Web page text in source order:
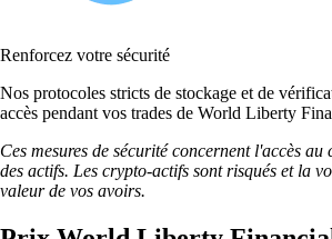
Renforcez votre sécurité
Nos protocoles stricts de stockage et de
accès pendant vos trades de World Liberty
Ces mesures de sécurité concernent l'accès
des actifs. Les crypto-actifs sont risqués et la
valeur de vos avoirs.